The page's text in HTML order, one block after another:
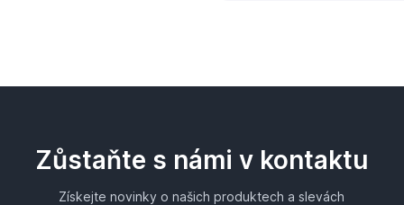
Zůstaňte s námi v kontaktu
Získejte novinky o našich produktech a slevách